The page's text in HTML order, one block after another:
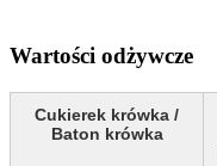
Wartości odżywcze
Cukierek krówka /
Baton krówka